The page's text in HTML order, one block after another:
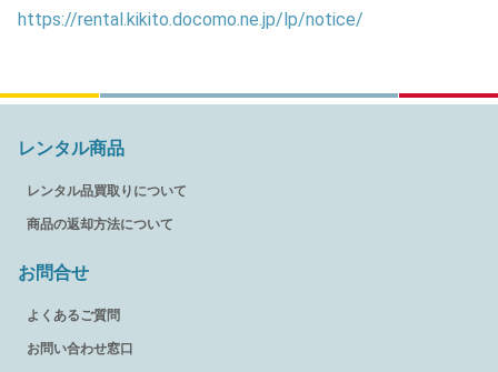
https://rental.kikito.docomo.ne.jp/lp/notice/
レンタル商品
レンタル品買取りについて
商品の返却方法について
お問合せ
よくあるご質問
お問い合わせ窓口